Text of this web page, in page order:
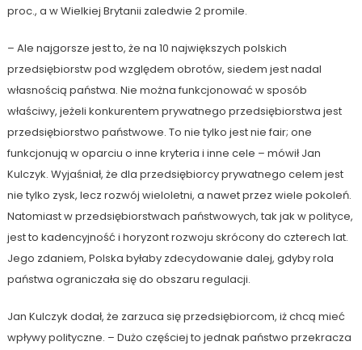
proc., a w Wielkiej Brytanii zaledwie 2 promile.
– Ale najgorsze jest to, że na 10 największych polskich
przedsiębiorstw pod względem obrotów, siedem jest nadal
własnością państwa. Nie można funkcjonować w sposób
właściwy, jeżeli konkurentem prywatnego przedsiębiorstwa jest
przedsiębiorstwo państwowe. To nie tylko jest nie fair; one
funkcjonują w oparciu o inne kryteria i inne cele – mówił Jan
Kulczyk. Wyjaśniał, że dla przedsiębiorcy prywatnego celem jest
nie tylko zysk, lecz rozwój wieloletni, a nawet przez wiele pokoleń.
Natomiast w przedsiębiorstwach państwowych, tak jak w polityce,
jest to kadencyjność i horyzont rozwoju skrócony do czterech lat.
Jego zdaniem, Polska byłaby zdecydowanie dalej, gdyby rola
państwa ograniczała się do obszaru regulacji.
Jan Kulczyk dodał, że zarzuca się przedsiębiorcom, iż chcą mieć
wpływy polityczne. – Dużo częściej to jednak państwo przekracza